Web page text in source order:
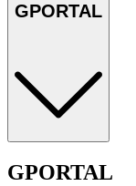
GPORTAL
GPORTAL